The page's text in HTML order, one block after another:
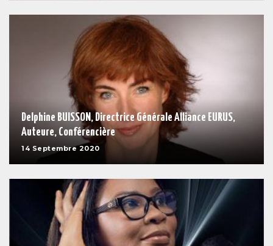
Delphine BUISSON, Directrice Générale Alliance EURUS,
Auteure, Conférencière
14 Septembre 2020